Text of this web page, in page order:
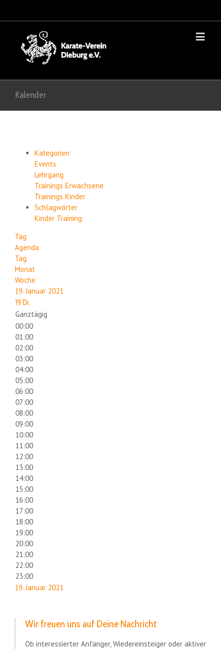
Kalender
Kategorien
Events
Lehrgang
Trainings Erwachsene
Trainings Kinder
Schlagwörter
Kinder Training
Tag
Agenda
Tag
Monat
Woche
19. Januar 2021
19 Di.
Ganztägig
00:00
01:00
02:00
03:00
04:00
05:00
06:00
07:00
08:00
09:00
10:00
11:00
12:00
13:00
14:00
15:00
16:00
17:00
18:00
19:00
20:00
21:00
22:00
23:00
19. Januar 2021
Wir freuen uns auf Deine Nachricht
Ob interessierter Anfänger, Wiedereinsteiger oder aktiver